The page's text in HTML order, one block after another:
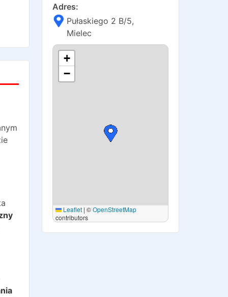
Adres:
Pułaskiego 2 B/5,
Mielec
+
−
Leaflet | ©OpenStreetMap
contributors